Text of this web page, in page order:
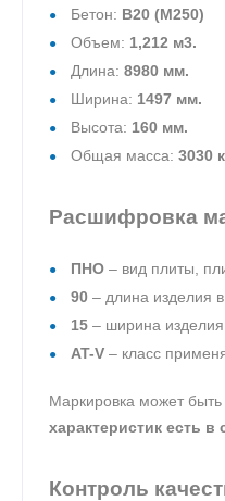
Бетон: В20 (М250)
Объем: 1,212 м3.
Длина: 8980 мм.
Ширина: 1497 мм.
Высота: 160 мм.
Общая масса: 3030
Расшифровка
ПНО – вид плиты,
90 – длина изделия
15 – ширина
AT-V – класс
Маркировка может быть
характеристик есть в
Контроль